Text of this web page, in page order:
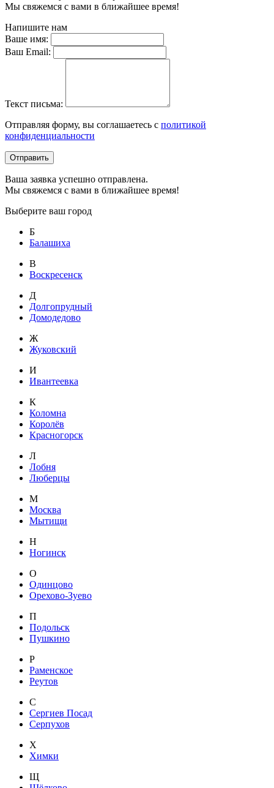
Мы свяжемся с вами в ближайшее время!
Напишите нам
Ваше имя:
Ваш Email:
Текст письма:
Отправляя форму, вы соглашаетесь с политикой
конфиденциальности
Отправить
Ваша заявка успешно отправлена.
Мы свяжемся с вами в ближайшее время!
Выберите ваш город
Б
Балашиха
В
Воскресенск
Д
Долгопрудный
Домодедово
Ж
Жуковский
И
Ивантеевка
К
Коломна
Королёв
Красногорск
Л
Лобня
Люберцы
М
Москва
Мытищи
Н
Ногинск
О
Одинцово
Орехово-Зуево
П
Подольск
Пушкино
Р
Раменское
Реутов
С
Сергиев Посад
Серпухов
Х
Химки
Щ